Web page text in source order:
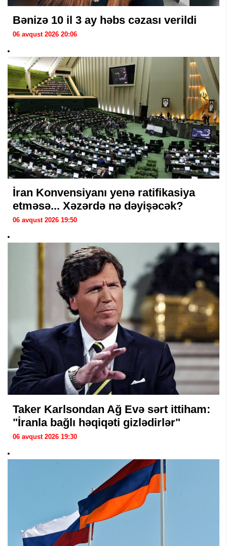
Bənizə 10 il 3 ay həbs cəzası verildi
06 avqust 2026 20:06
İran Konvensiyanı yenə ratifikasiya
etməsə... Xəzərdə nə dəyişəcək?
06 avqust 2026 19:50
Taker Karlsondan Ağ Evə sərt ittiham:
"İranla bağlı həqiqəti gizlədirlər"
06 avqust 2026 19:30